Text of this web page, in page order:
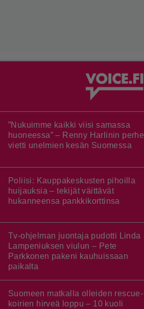
”Nukuimme kaikki viisi samassa
huoneessa” – Renny Harlinin perhe
vietti unelmien kesän Suomessa
Poliisi: Kauppakeskusten pihoilla
huijauksia – tekijät väittävät
hukanneensa pankkikorttinsa
Tv-ohjelman juontaja pudotti Linda
Lampeniuksen viulun – Pete
Parkkonen pakeni kauhuissaan
paikalta
Suomeen matkalla olleiden rescue-
koirien hirveä loppu – 10 kuoli